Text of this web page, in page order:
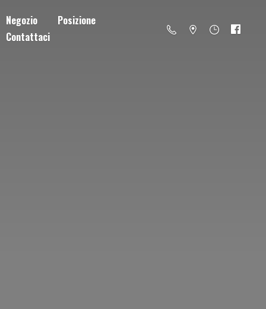
Negozio
Posizione
Contattaci